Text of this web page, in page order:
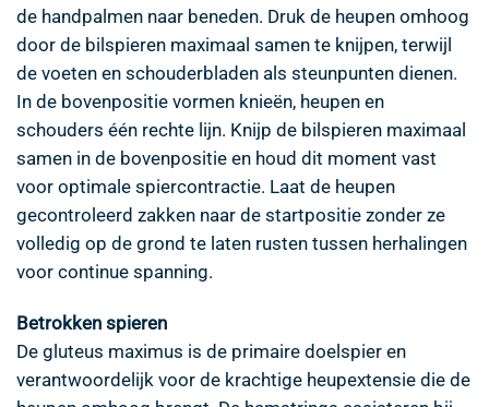
de handpalmen naar beneden. Druk de heupen omhoog
door de bilspieren maximaal samen te knijpen, terwijl
de voeten en schouderbladen als steunpunten dienen.
In de bovenpositie vormen knieën, heupen en
schouders één rechte lijn. Knijp de bilspieren maximaal
samen in de bovenpositie en houd dit moment vast
voor optimale spiercontractie. Laat de heupen
gecontroleerd zakken naar de startpositie zonder ze
volledig op de grond te laten rusten tussen herhalingen
voor continue spanning.
Betrokken spieren
De gluteus maximus is de primaire doelspier en
verantwoordelijk voor de krachtige heupextensie die de